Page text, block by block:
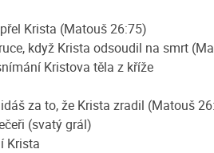
Krista (Matouš 26:75)
když Krista odsoudil na smrt
Kristova těla z kříže
za to, že Krista zradil (Matouš
(svatý grál)
Krista